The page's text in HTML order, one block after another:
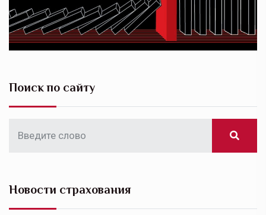
Поиск по сайту
Новости страхования